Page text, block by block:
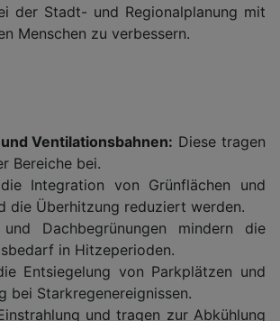
der Stadt- und Regionalplanung mit
Menschen zu verbessern.
Ventilationsbahnen: Diese tragen
Bereiche bei.
Integration von Grünflächen und
die Überhitzung reduziert werden.
Dachbegrünungen mindern die
in Hitzeperioden.
Entsiegelung von Parkplätzen und
bei Starkregenereignissen.
und tragen zur Abkühlung